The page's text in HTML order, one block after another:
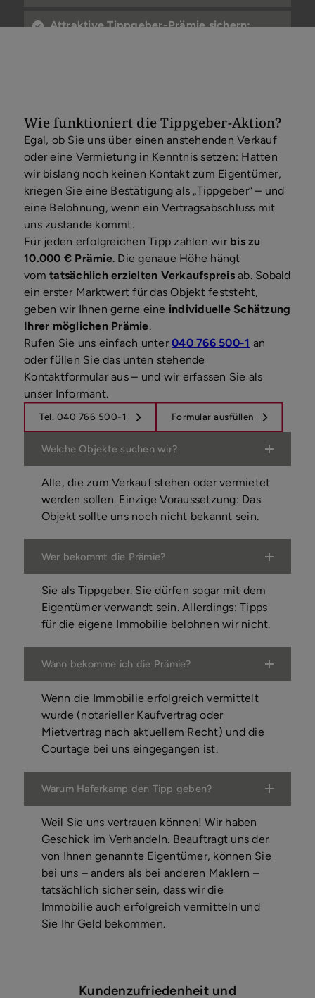
Attraktive Tippgeber-Prämie sichern:
Externe Dienste / Social Media
Inhalte aus externen Quellen,
Videoplattformen und Social-
Media-Plattformen. Wenn Cookies
von externen Medien akzeptiert
werden, bedarf der Zugriff auf diese
Inhalte keiner manuellen
Zustimmung mehr
Zustimmen
Wie funktioniert die Tippgeber-Aktion?
Egal, ob Sie uns über einen anstehenden Verkauf
oder eine Vermietung in Kenntnis setzen: Hatten
wir bislang noch keinen Kontakt zum Eigentümer,
kriegen Sie eine Bestätigung als „Tippgeber“ – und
eine Belohnung, wenn ein Vertragsabschluss mit
uns zustande kommt.
Für jeden erfolgreichen Tipp zahlen wir bis zu
10.000 € Prämie. Die genaue Höhe hängt
vomtatsächlich erzielten Verkaufspreisab. Sobald
ein erster Marktwert für das Objekt feststeht,
geben wir Ihnen gerne eine individuelle Schätzung
Ihrer möglichen Prämie.
Rufen Sie uns einfach unter040 766 500-1 an
oder füllen Sie das unten stehende
Kontaktformular aus – und wir erfassen Sie als
unser Informant.
Tel. 040 766 500-1 Formular ausfüllen
Welche Objekte suchen wir?
Alle, die zum Verkauf stehen oder vermietet
werden sollen. Einzige Voraussetzung: Das
Objekt sollte uns noch nicht bekannt sein.
Wer bekommt die Prämie?
Sie als Tippgeber. Sie dürfen sogar mit dem
Eigentümer verwandt sein. Allerdings: Tipps
für die eigene Immobilie belohnen wir nicht.
Wann bekomme ich die Prämie?
Wenn die Immobilie erfolgreich vermittelt
wurde (notarieller Kaufvertrag oder
Mietvertrag nach aktuellem Recht) und die
Courtage bei uns eingegangen ist.
Warum Haferkamp den Tipp geben?
Weil Sie uns vertrauen können! Wir haben
Geschick im Verhandeln. Beauftragt uns der
von Ihnen genannte Eigentümer, können Sie
bei uns – anders als bei anderen Maklern –
tatsächlich sicher sein, dass wir die
Immobilie auch erfolgreich vermitteln und
Sie Ihr Geld bekommen.
Kundenzufriedenheit und